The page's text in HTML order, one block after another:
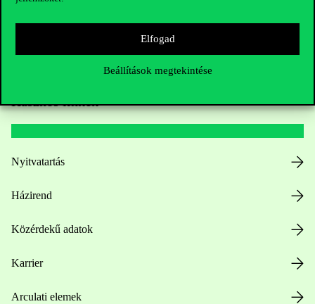
Elfogad
Beállítások megtekintése
Hasznos linkek
Nyitvatartás
Házirend
Közérdekű adatok
Karrier
Arculati elemek